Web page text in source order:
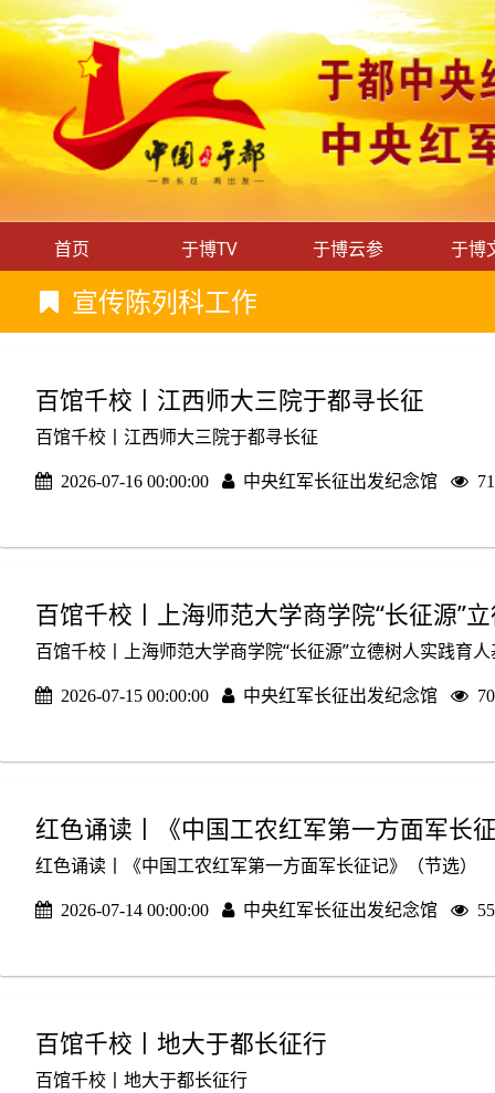
首页 于博TV 于博云参 于博
宣传陈列科工作
百馆千校丨江西师大三院于都寻长征
百馆千校丨江西师大三院于都寻长征
2026-07-16 00:00:00 中央红军长征出发纪念馆
百馆千校丨上海师范大学商学院“长征源”
百馆千校丨上海师范大学商学院“长征源”立德树人实践育
2026-07-15 00:00:00 中央红军长征出发纪念馆
红色诵读丨《中国工农红军第一方面军长
红色诵读丨《中国工农红军第一方面军长征记》（节选）
2026-07-14 00:00:00 中央红军长征出发纪念馆
百馆千校丨地大于都长征行
百馆千校丨地大于都长征行